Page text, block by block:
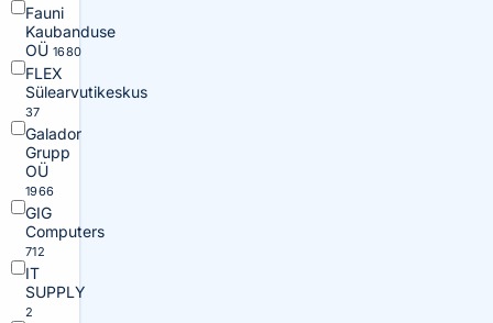
Fauni
Kaubanduse
OÜ 1680
FLEX
Sülearvutikeskus
37
Galador
Grupp
OÜ
1966
GIG
Computers
712
IT
SUPPLY
2